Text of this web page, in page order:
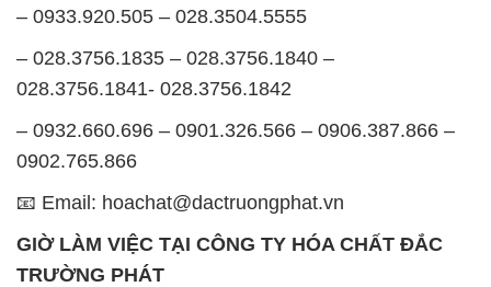
– 0933.920.505 – 028.3504.5555
– 028.3756.1835 – 028.3756.1840 –
028.3756.1841- 028.3756.1842
– 0932.660.696 – 0901.326.566 – 0906.387.866 –
0902.765.866
📧 Email: hoachat@dactruongphat.vn
GIỜ LÀM VIỆC TẠI CÔNG TY HÓA CHẤT ĐẮC
TRƯỜNG PHÁT